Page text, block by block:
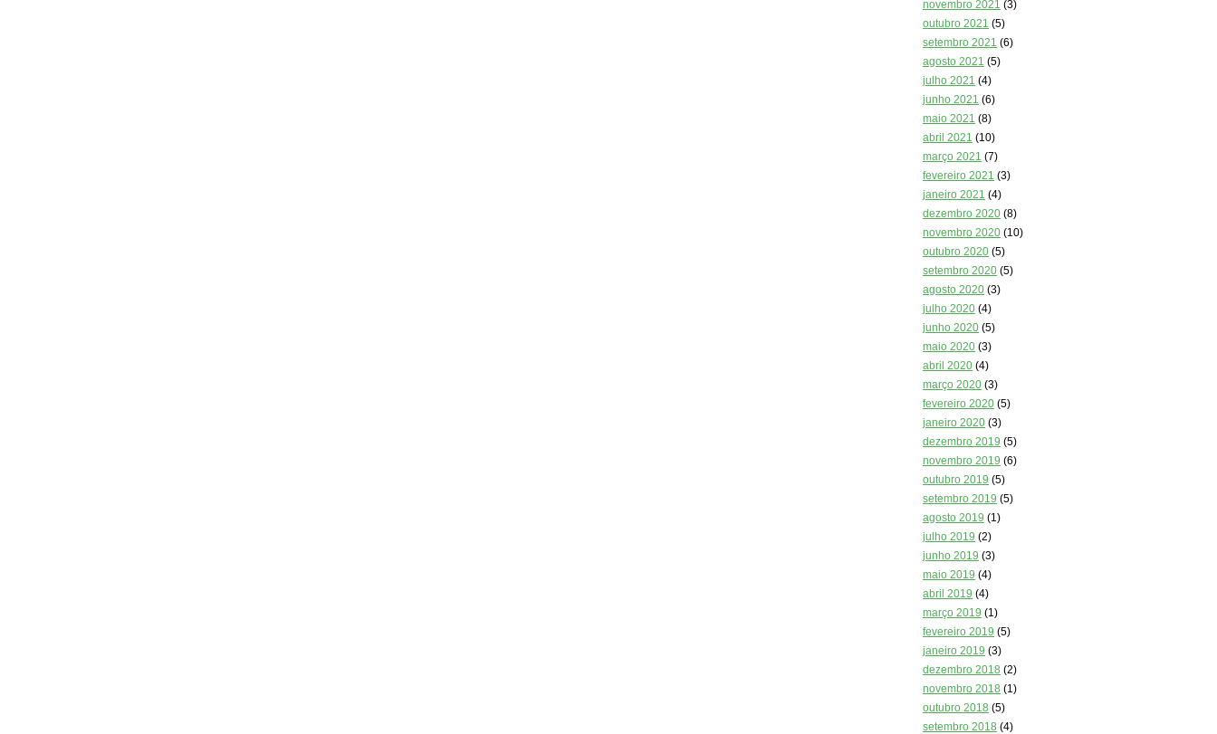
novembro 2021 (3)
outubro 2021 (5)
setembro 2021 (6)
agosto 2021 (5)
julho 2021 (4)
junho 2021 (6)
maio 2021 (8)
abril 2021 (10)
março 2021 (7)
fevereiro 2021 (3)
janeiro 2021 (4)
dezembro 2020 (8)
novembro 2020 (10)
outubro 2020 (5)
setembro 2020 (5)
agosto 2020 (3)
julho 2020 (4)
junho 2020 (5)
maio 2020 (3)
abril 2020 (4)
março 2020 (3)
fevereiro 2020 (5)
janeiro 2020 (3)
dezembro 2019 (5)
novembro 2019 (6)
outubro 2019 (5)
setembro 2019 (5)
agosto 2019 (1)
julho 2019 (2)
junho 2019 (3)
maio 2019 (4)
abril 2019 (4)
março 2019 (1)
fevereiro 2019 (5)
janeiro 2019 (3)
dezembro 2018 (2)
novembro 2018 (1)
outubro 2018 (5)
setembro 2018 (4)